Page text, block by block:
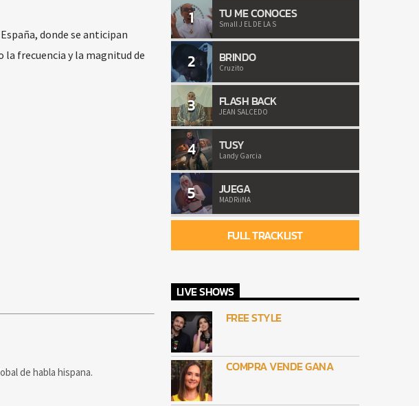
donde se anticipan
frecuencia y la magnitud de
de habla hispana.
1 TU ME CONOCES
Small J EL DE LA S
2 BRINDO
Cruzito
3 FLASH BACK
JEAN SALCEDO
4 TUSY
Landy Garcia
5 JUEGA
MADRiiNA
FULL TRACKLIST
LIVE SHOWS
FREE STYLE
COMPRA VENDE GANA